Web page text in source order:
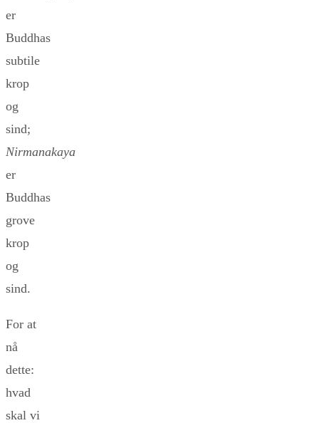
er
Buddhas
subtile
krop
og
sind;
Nirmanakaya
er
Buddhas
grove
krop
og
sind.
For at
nå
dette:
hvad
skal vi